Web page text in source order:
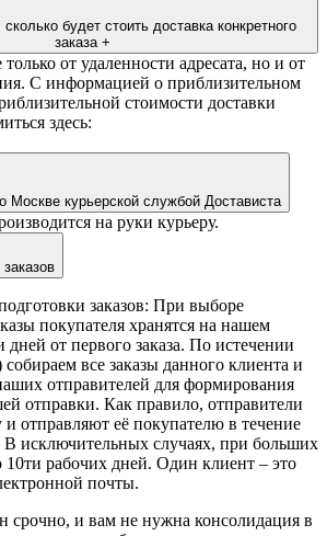
заказа +
от удаленности адресата, но и от
С информацией о приблизительном
стоимости доставки
здесь:
Москве курьерской службой Достависта
на руки курьеру.
заказов: При выборе
покупателя хранятся на нашем
дней от первого заказа. По истечении
все заказы данного клиента и
отправителей для формирования
отправки. Как правило, отправители
отправляют её покупателю в течение
исключительных случаях, при больших
рабочих дней. Один клиент – это
почты.
срочно, и вам не нужна консолидация в